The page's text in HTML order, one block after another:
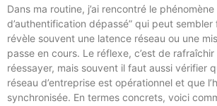
Dans ma routine, j’ai rencontré le phénomène
d’authentification dépassé” qui peut
révèle souvent une latence réseau ou une
passe en cours. Le réflexe, c’est de
réessayer, mais souvent il faut aussi vérifier
réseau d’entreprise est opérationnel et que
synchronisée. En termes concrets, voici